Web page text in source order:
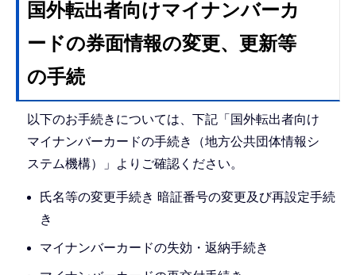
国外転出者向けマイナンバーカ
ードの券面情報の変更、更新等
の手続
以下のお手続きについては、下記「国外転出者向け
マイナンバーカードの手続き（地方公共団体情報シ
ステム機構）」よりご確認ください。
氏名等の変更手続き 暗証番号の変更及び再設定手続
き
マイナンバーカードの失効・返納手続き